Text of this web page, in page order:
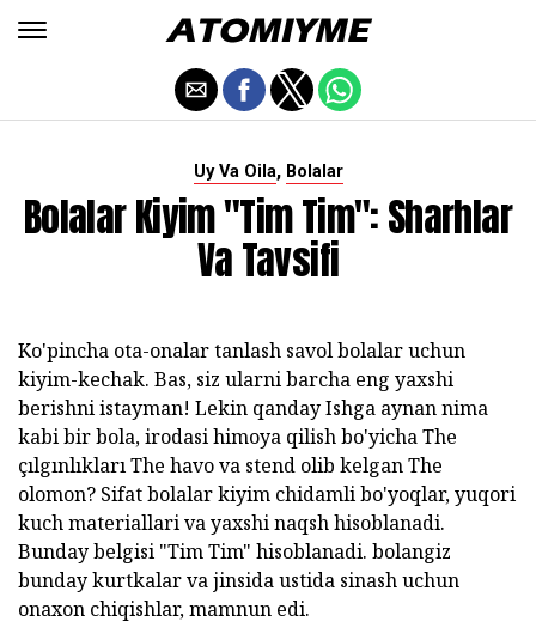
Uy Va Oila, Bolalar
Bolalar Kiyim "Tim Tim": Sharhlar
Va Tavsifi
Ko'pincha ota-onalar tanlash savol bolalar uchun
kiyim-kechak. Bas, siz ularni barcha eng yaxshi
berishni istayman! Lekin qanday Ishga aynan nima
kabi bir bola, irodasi himoya qilish bo'yicha The
çılgınlıkları The havo va stend olib kelgan The
olomon? Sifat bolalar kiyim chidamli bo'yoqlar, yuqori
kuch materiallari va yaxshi naqsh hisoblanadi.
Bunday belgisi "Tim Tim" hisoblanadi. bolangiz
bunday kurtkalar va jinsida ustida sinash uchun
onaxon chiqishlar, mamnun edi.